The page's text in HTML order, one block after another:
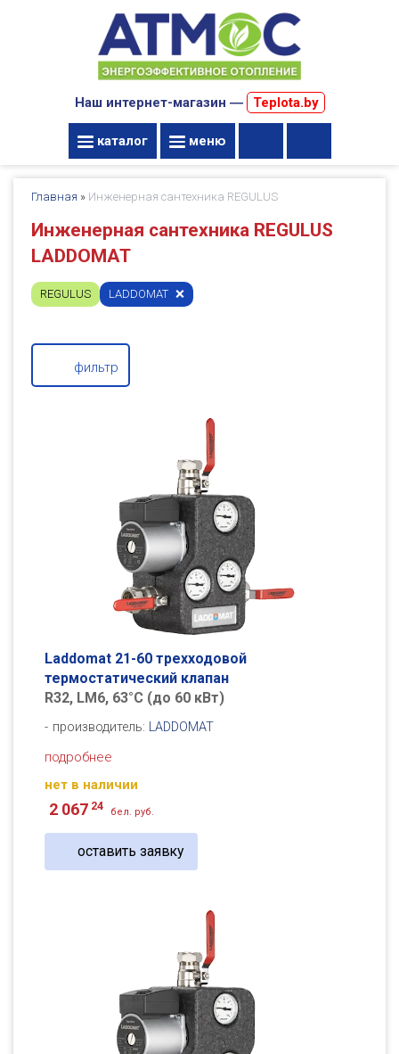
Наш интернет-магазин ― Teplota.by
каталог меню
Главная » Инженерная сантехника REGULUS
Инженерная сантехника REGULUS
LADDOMAT
REGULUS LADDOMAT
фильтр
Laddomat 21-60 трехходовой
термостатический клапан
R32, LM6, 63°С (до 60 кВт)
производитель: LADDOMAT
подробнее
нет в наличии
2 067 24 бел. руб.
оставить заявку